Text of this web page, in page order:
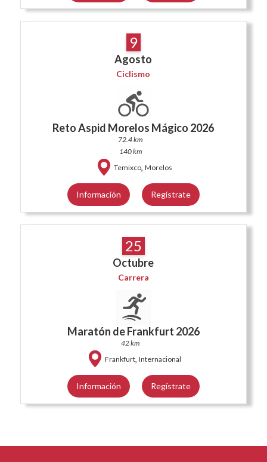
9
Agosto
Ciclismo
Reto Aspid Morelos Mágico 2026
72.4 km
140 km
Temixco, Morelos
Información Regístrate
25
Octubre
Carrera
Maratón de Frankfurt 2026
42 km
Frankfurt, Internacional
Información Regístrate